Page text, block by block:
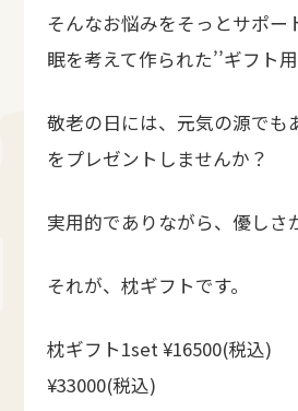
そんなお悩みをそっとサポー
眠を考えて作られた’’ギフト用
敬老の日には、元気の源でも
をプレゼントしませんか？
実用的でありながら、優しさ
それが、枕ギフトです。
枕ギフト1set ¥16500(税
¥33000(税込)